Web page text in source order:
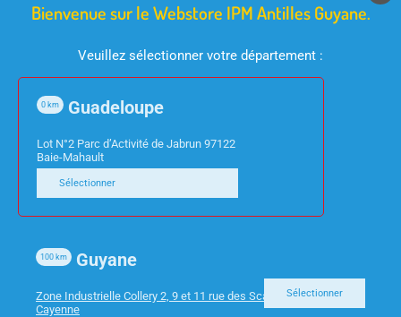
Produits Similaires
INFORMATIQUE
CLAVIER CHERRY
KC4500 ERGO USB
NOIR
ACCESSOIRES TV
UNIVERSELLE NEDIS
PRE PROGRAMMEE
Bienvenue sur le Webstore IPM Antilles Guyane.
Veuillez sélectionner votre département :
Guadeloupe
0 km
Lot N°2 Parc d’Activité de Jabrun 97122
Baie-Mahault
Sélectionner
Guyane
100 km
Zone Industrielle Collery 2, 9 et 11 rue des Scarabees 97300
Cayenne
Sélectionner